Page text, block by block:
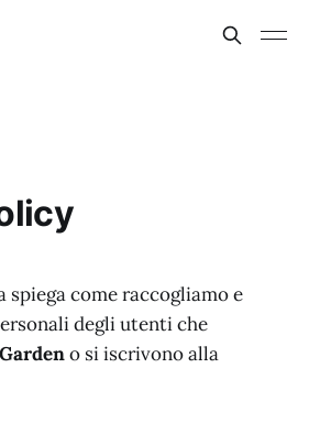
come raccogliamo e
degli utenti che
o si iscrivono alla